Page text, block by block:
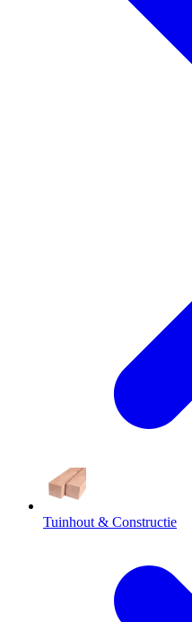
Tuinhout & Constructie